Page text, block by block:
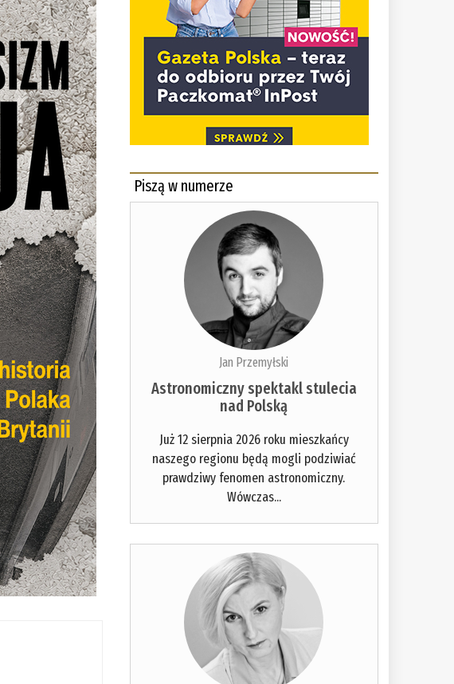
Piszą w numerze
Jan Przemyłski
Astronomiczny spektakl stulecia
nad Polską
Już 12 sierpnia 2026 roku mieszkańcy
naszego regionu będą mogli podziwiać
prawdziwy fenomen astronomiczny.
Wówczas...